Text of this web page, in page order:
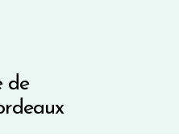
de
votre première commande